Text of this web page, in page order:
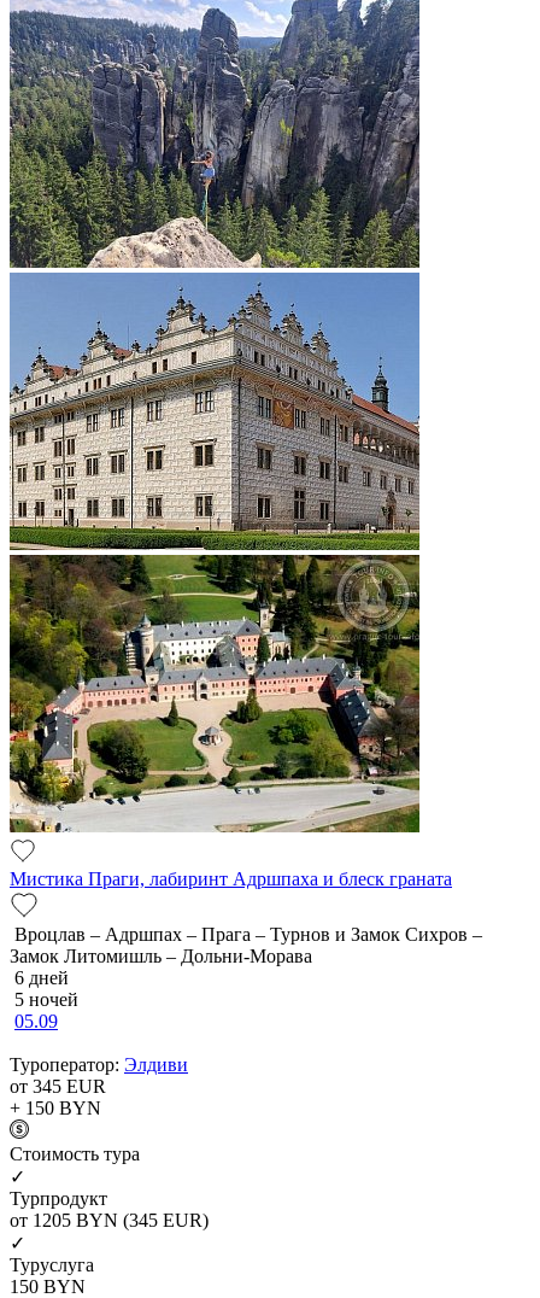
Мистика Праги, лабиринт Адршпаха и блеск граната
Вроцлав – Адршпах – Прага – Турнов и Замок Сихров –
Замок Литомишль – Дольни-Морава
6 дней
5 ночей
05.09
Туроператор: Элдиви
от 345 EUR
+ 150 BYN
Cтоимость тура
✓
Турпродукт
от 1205 BYN (345 EUR)
✓
Туруслуга
150 BYN